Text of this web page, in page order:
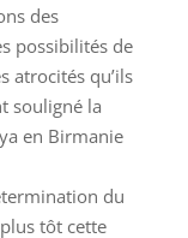
des
possibilités de
atrocités qu’ils
souligné la
en Birmanie
du
tôt cette